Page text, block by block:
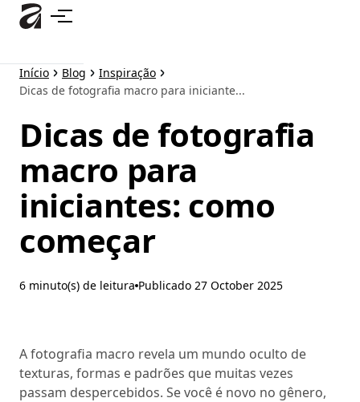
Pular
para
conteúdo
principal
Início Blog
Inspiração
Dicas de fotografia macro para iniciante...
Dicas de fotografia
macro para
iniciantes: como
começar
6 minuto(s) de leitura Publicado 27 October 2025
A fotografia macro revela um mundo oculto de
texturas, formas e padrões que muitas vezes
passam despercebidos. Se você é novo no gênero,